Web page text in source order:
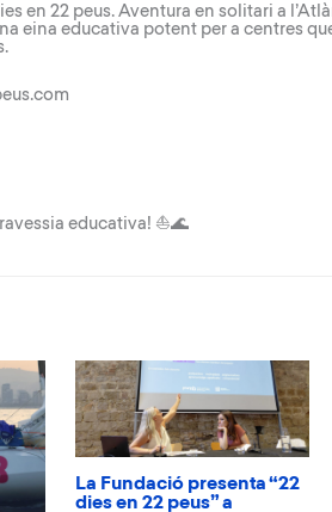
en 22 peus. Aventura en solitari a
eina educativa potent per a centres
educativa! ⛵🌊
La Fundació presenta “22
dies en 22 peus” a